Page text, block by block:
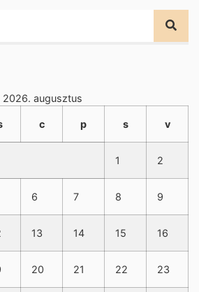
2026. augusztus
c p s v
1 2
6 7 8 9
13 14 15 16
20 21 22 23